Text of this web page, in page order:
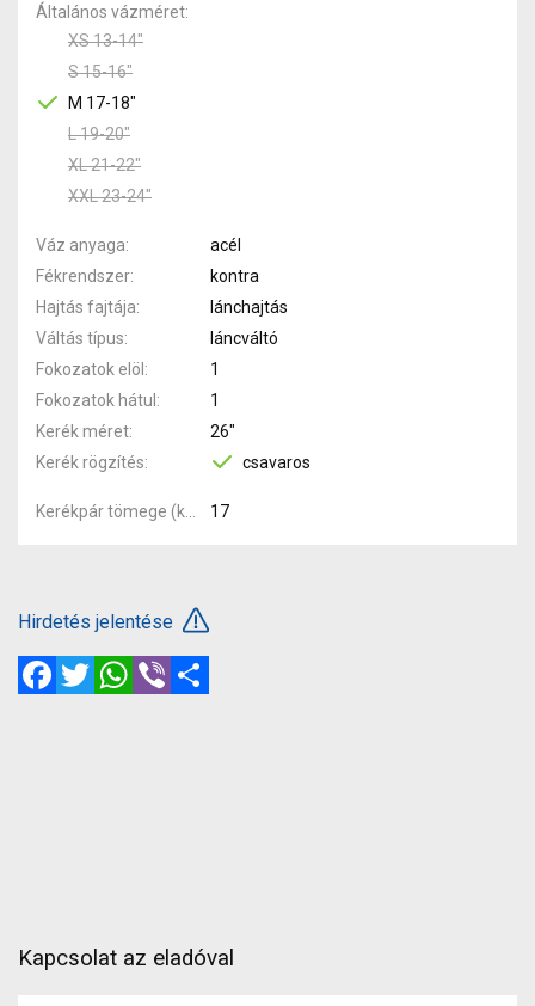
Általános vázméret
XS 13-14"
S 15-16"
M 17-18"
L 19-20"
XL 21-22"
XXL 23-24"
Váz anyaga
acél
Fékrendszer
kontra
Hajtás fajtája
lánchajtás
Váltás típus
láncváltó
Fokozatok elöl
1
Fokozatok hátul
1
Kerék méret
26"
Kerék rögzítés
csavaros
17
Hirdetés jelentése
FacebookTwitterWhatsApp
Viber
Kapcsolat az eladóval